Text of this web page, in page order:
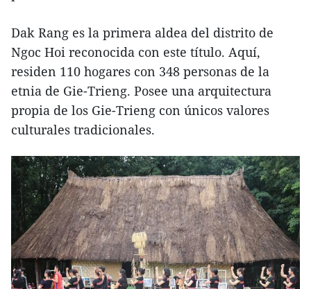
Dak Rang es la primera aldea del distrito de
Ngoc Hoi reconocida con este título. Aquí,
residen 110 hogares con 348 personas de la
etnia de Gie-Trieng. Posee una arquitectura
propia de los Gie-Trieng con únicos valores
culturales tradicionales.